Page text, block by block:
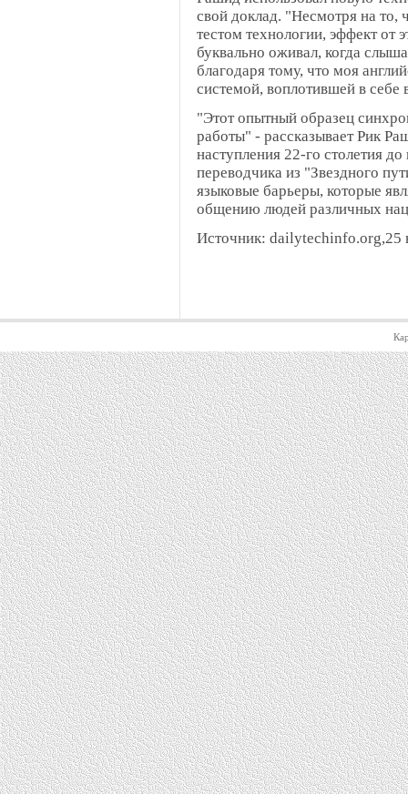
свой доклад. "Несмотря на то,
тестом технологии, эффект от
буквально оживал, когда
благодаря тому, что моя
системой, воплотившей в себе
"Этот опытный образец
работы" - рассказывает Рик
наступления 22-го столетия
переводчика из "Звездного
языковые барьеры, которые
общению людей различных
Источник: dailytechinfo.org,25